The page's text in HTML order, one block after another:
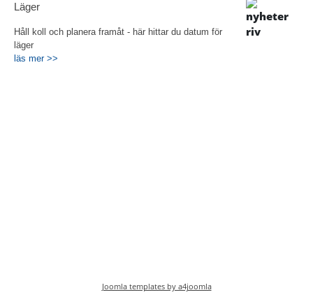
Läger
Håll koll och planera framåt - här hittar du datum för
läger
läs mer >>
Joomla templates by a4joomla